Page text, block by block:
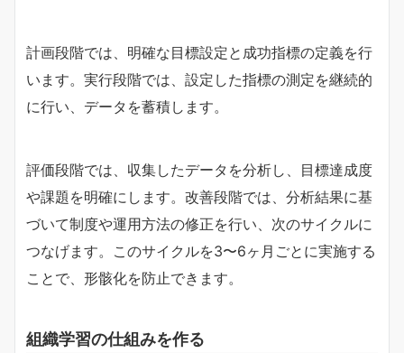
計画段階では、明確な目標設定と成功指標の定義を行
います。実行段階では、設定した指標の測定を継続的
に行い、データを蓄積します。
評価段階では、収集したデータを分析し、目標達成度
や課題を明確にします。改善段階では、分析結果に基
づいて制度や運用方法の修正を行い、次のサイクルに
つなげます。このサイクルを3〜6ヶ月ごとに実施する
ことで、形骸化を防止できます。
組織学習の仕組みを作る